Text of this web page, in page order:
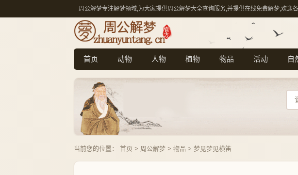
周公解梦专注解梦领域,为大家提供周公解梦大全查询服务,并提供在线免费解梦,欢迎
首页 动物 人物 植物 物品 活动 自
当前您的位置： 首页 > 周公解梦 > 物品 > 梦见梦见横笛